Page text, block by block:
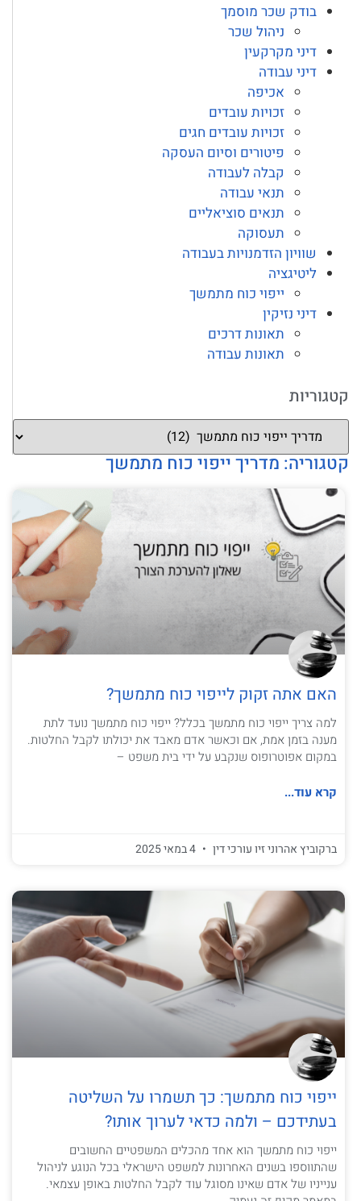
בודק שכר מוסמך
ניהול שכר
דיני מקרקעין
דיני עבודה
אכיפה
זכויות עובדים
זכויות עובדים חגים
פיטורים וסיום העסקה
קבלה לעבודה
תנאי עבודה
תנאים סוציאליים
תעסוקה
שוויון הזדמנויות בעבודה
ליטיגציה
ייפוי כוח מתמשך
דיני נזיקין
תאונות דרכים
תאונות עבודה
קטגוריות
קטגוריה: מדריך ייפוי כוח מתמשך
האם אתה זקוק לייפוי כוח מתמשך?
למה צריך ייפוי כוח מתמשך בכלל? ייפוי כוח מתמשך נועד לתת
מענה בזמן אמת, אם וכאשר אדם מאבד את יכולתו לקבל החלטות.
במקום אפוטרופוס שנקבע על ידי בית משפט –
קרא עוד...
ברקוביץ אהרוני זיו עורכי דין
ייפוי כוח מתמשך: כך תשמרו על השליטה
בעתידכם – ולמה כדאי לערוך אותו?
ייפוי כוח מתמשך הוא אחד מהכלים המשפטיים החשובים
שהתווספו בשנים האחרונות למשפט הישראלי בכל הנוגע לניהול
ענייניו של אדם שאינו מסוגל עוד לקבל החלטות באופן עצמאי.